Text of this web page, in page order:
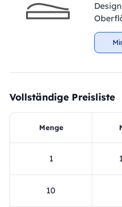
Vollständige Preisliste
Menge
1
10